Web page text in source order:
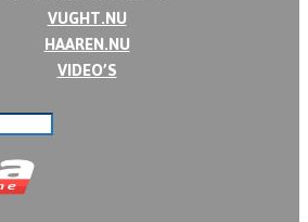
VUGHT.NU
HAAREN.NU
VIDEO’S